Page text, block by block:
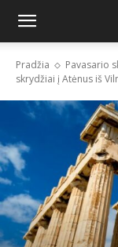
Pradžia Pavasario
skrydžiai į Atėnus iš